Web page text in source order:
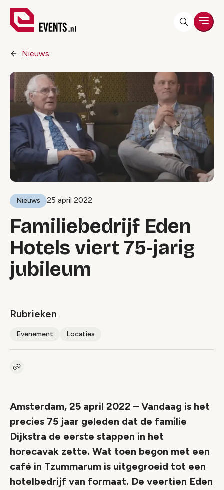
Nieuws
Nieuws 25 april 2022
Familiebedrijf Eden
Hotels viert 75-jarig
jubileum
Rubrieken
Evenement Locaties
Kopieer link naar artikel
Amsterdam, 25 april 2022 – Vandaag is het
precies 75 jaar geleden dat de familie
Dijkstra de eerste stappen in het
horecavak zette. Wat toen begon met een
café in Tzummarum is uitgegroeid tot een
hotelbedrijf van formaat. De veertien Eden